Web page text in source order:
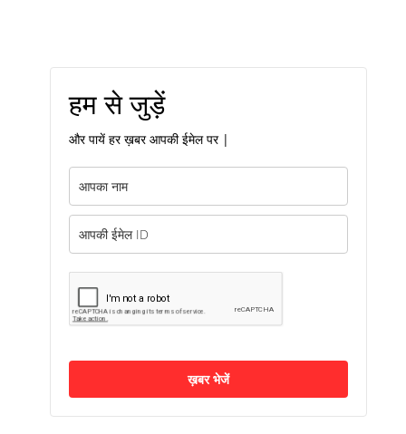
हम से जुड़ें
और पायें हर ख़बर आपकी ईमेल पर |
ख़बर भेजें